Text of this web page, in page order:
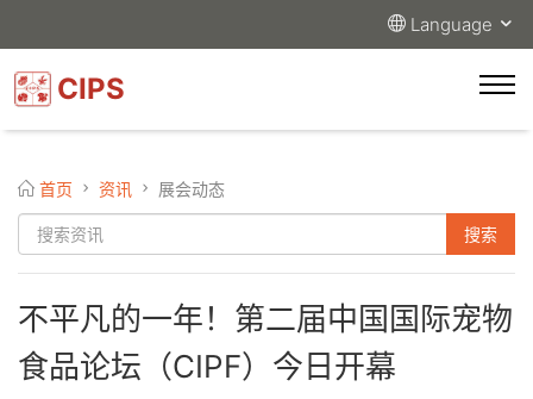
Language
CIPS
首页 资讯 展会动态
不平凡的一年！第二届中国国际宠物
食品论坛（CIPF）今日开幕